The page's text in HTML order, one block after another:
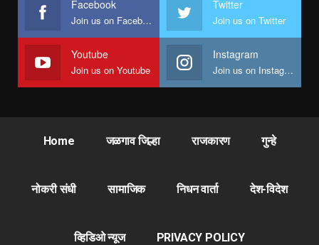
Facebook
Join us on Facebook
Twitter
Join us on Twitter
Youtube
Join us on Youtube
Instagram
Join us on Instagram
Home जळगाव जिल्हा राजकारण गुन्हे
नोकरी संधी सामाजिक निधन वार्ता देश-विदेश
व्हिडिओ न्यूज PRIVACY POLICY